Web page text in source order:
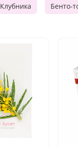
Клубника Бенто-